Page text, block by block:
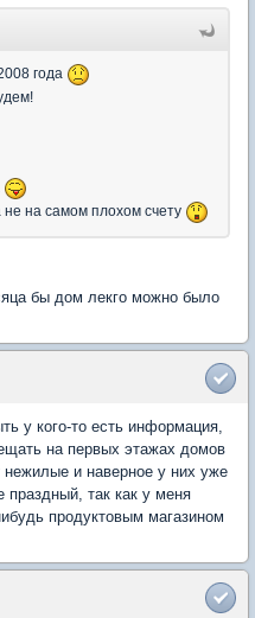
года
на самом плохом счету
бы дом лекго можно было
у кого-то есть информация,
на первых этажах домов
и наверное у них уже
праздный, так как у меня
продуктовым магазином